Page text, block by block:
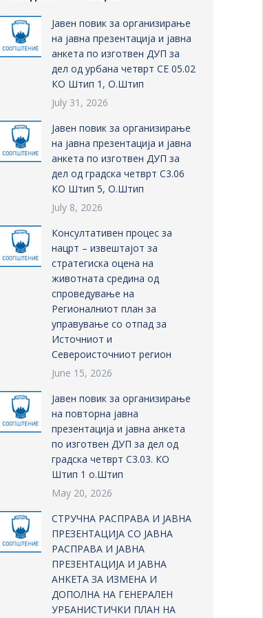
Јавен повик за организирање
на јавна презентација и јавна
анкета по изготвен ДУП за
дел од урбана четврт СЕ 05.02
КО Штип 1, О.Штип
July 31, 2026
Јавен повик за организирање
на јавна презентација и јавна
анкета по изготвен ДУП за
дел од градска четврт С3.06
КО Штип 5, О.Штип
July 8, 2026
Консултативен процес за
нацрт – извештајот за
стратегиска оцена на
животната средина од
спроведување на
Регионалниот план за
управување со отпад за
Источниот и
Североисточниот регион
June 15, 2026
Јавен повик за организирање
на повторна јавна
презентација и јавна анкета
по изготвен ДУП за дел од
градска четврт С3.03. КО
Штип 1 о.Штип
May 20, 2026
СТРУЧНА РАСПРАВА И ЈАВНА
ПРЕЗЕНТАЦИЈА СО ЈАВНА
РАСПРАВА И ЈАВНА
ПРЕЗЕНТАЦИЈА И ЈАВНА
АНКЕТА ЗА ИЗМЕНА И
ДОПОЛНА НА ГЕНЕРАЛЕН
УРБАНИСТИЧКИ ПЛАН НА